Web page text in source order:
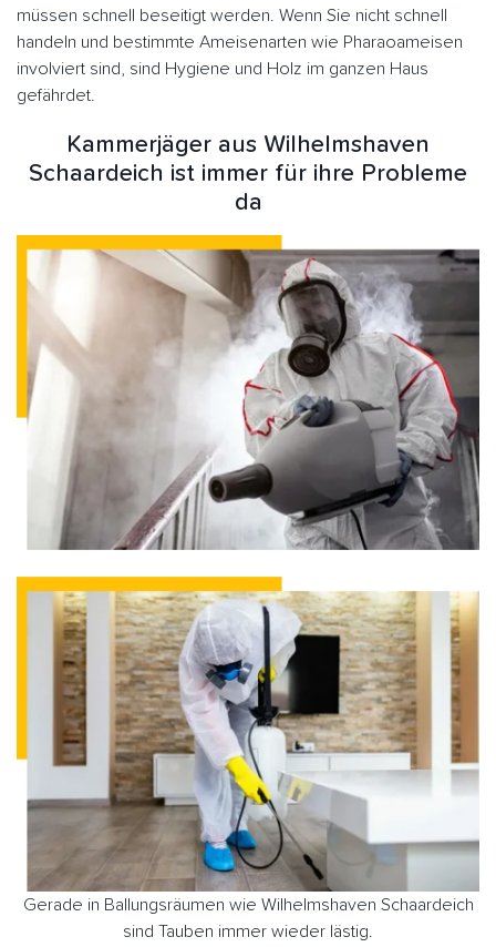
müssen schnell beseitigt werden. Wenn Sie nicht schnell
handeln und bestimmte Ameisenarten wie Pharaoameisen
involviert sind, sind Hygiene und Holz im ganzen Haus
gefährdet.
Kammerjäger aus Wilhelmshaven
Schaardeich ist immer für ihre Probleme
da
Gerade in Ballungsräumen wie Wilhelmshaven Schaardeich
sind Tauben immer wieder lästig.